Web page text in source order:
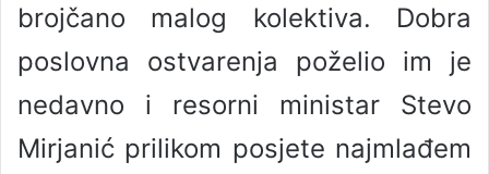
brojčano malog kolektiva. Dobra
poslovna ostvarenja poželio im je
nedavno i resorni ministar Stevo
Mirjanić prilikom posjete najmlađem